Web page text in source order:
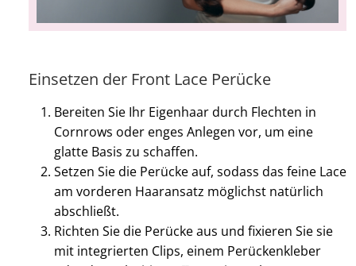
Einsetzen der Front Lace Perücke
Bereiten Sie Ihr Eigenhaar durch Flechten in
Cornrows oder enges Anlegen vor, um eine
glatte Basis zu schaffen.
Setzen Sie die Perücke auf, sodass das feine Lace
am vorderen Haaransatz möglichst natürlich
abschließt.
Richten Sie die Perücke aus und fixieren Sie sie
mit integrierten Clips, einem Perückenkleber